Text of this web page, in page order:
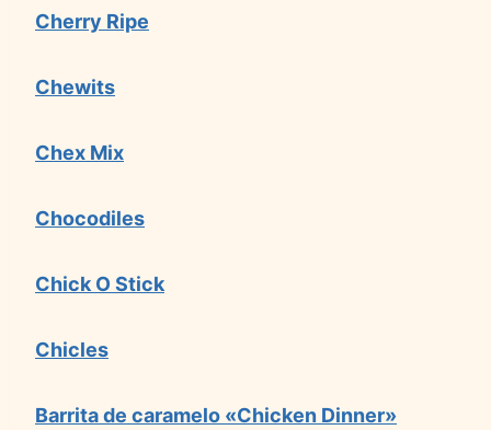
Cherry Ripe
Chewits
Chex Mix
Chocodiles
Chick O Stick
Chicles
Barrita de caramelo «Chicken Dinner»